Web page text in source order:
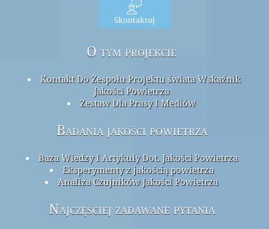
Skontaktuj
O tym projekcie
Kontakt Do Zespołu Projektu świata Wskaźnik
Jakości Powietrza
Zestaw Dla Prasy I Mediów
Badania jakości powietrza
Baza Wiedzy I Artykuły Dot. Jakości Powietrza
Eksperymenty z jakością powietrza
Analiza Czujników Jakości Powietrza
Najczęściej zadawane pytania